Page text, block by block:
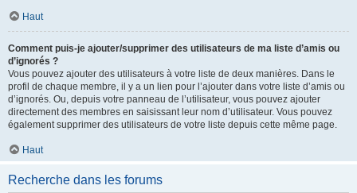
Haut
Comment puis-je ajouter/supprimer des utilisateurs de ma liste d’amis ou
d’ignorés ?
Vous pouvez ajouter des utilisateurs à votre liste de deux manières. Dans le
profil de chaque membre, il y a un lien pour l’ajouter dans votre liste d’amis ou
d’ignorés. Ou, depuis votre panneau de l’utilisateur, vous pouvez ajouter
directement des membres en saisissant leur nom d’utilisateur. Vous pouvez
également supprimer des utilisateurs de votre liste depuis cette même page.
Haut
Recherche dans les forums